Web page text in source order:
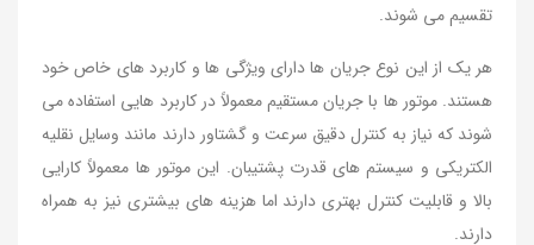
تقسیم می شوند.
هر یک از این نوع جریان ها دارای ویژگی ها و کاربرد های خاص خود
هستند. موتور ها با جریان مستقیم معمولاً در کاربرد هایی استفاده می
شوند که نیاز به کنترل دقیق سرعت و گشتاور دارند مانند وسایل نقلیه
الکتریکی و سیستم های قدرت پشتیبان. این موتور ها معمولاً کارایی
بالا و قابلیت کنترل بهتری دارند اما هزینه های بیشتری نیز به همراه
دارند.